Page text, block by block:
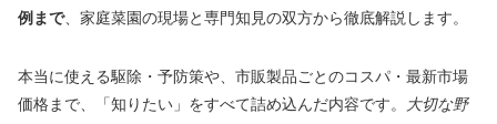
例まで、家庭菜園の現場と専門知見の双方から徹底解説します。
本当に使える駆除・予防策や、市販製品ごとのコスパ・最新市場
価格まで、「知りたい」をすべて詰め込んだ内容です。
大切な野